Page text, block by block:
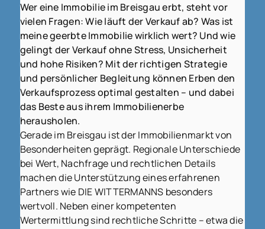
Wer eine Immobilie im Breisgau erbt, steht vor
vielen Fragen: Wie läuft der Verkauf ab? Was ist
meine geerbte Immobilie wirklich wert? Und wie
gelingt der Verkauf ohne Stress, Unsicherheit
und hohe Risiken? Mit der richtigen Strategie
und persönlicher Begleitung können Erben den
Verkaufsprozess optimal gestalten – und dabei
das Beste aus ihrem Immobilienerbe
herausholen.
Gerade im Breisgau ist der Immobilienmarkt von
Besonderheiten geprägt. Regionale Unterschiede
bei Wert, Nachfrage und rechtlichen Details
machen die Unterstützung eines erfahrenen
Partners wie DIE WITTERMANNS besonders
wertvoll. Neben einer kompetenten
Wertermittlung sind rechtliche Schritte – etwa die